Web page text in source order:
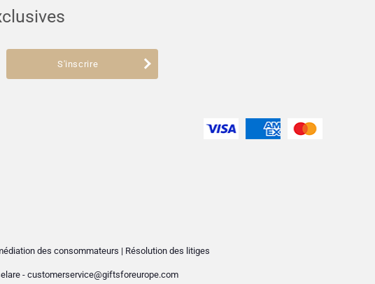
S'inscrire
des consommateurs | Résolution des litiges
- customerservice@giftsforeurope.com